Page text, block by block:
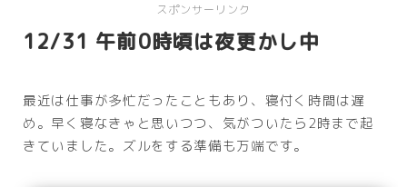
スポンサーリンク
12/31 午前0時頃は夜更かし中
最近は仕事が多忙だったこともあり、寝付く時間は遅
め。早く寝なきゃと思いつつ、気がついたら2時まで起
きていました。ズルをする準備も万端です。